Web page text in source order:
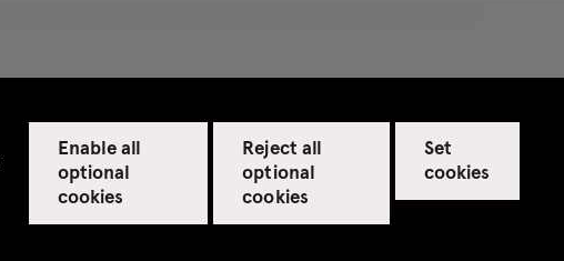
Enable all
optional
cookies
Reject all
optional
cookies
Set
cookies